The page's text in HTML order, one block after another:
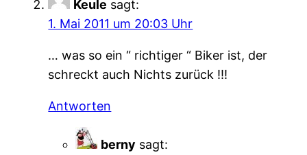
Keule sagt:
1. Mai 2011 um 20:03 Uhr
… was so ein “ richtiger “ Biker ist, der
schreckt auch Nichts zurück !!!
Antworten
berny sagt: